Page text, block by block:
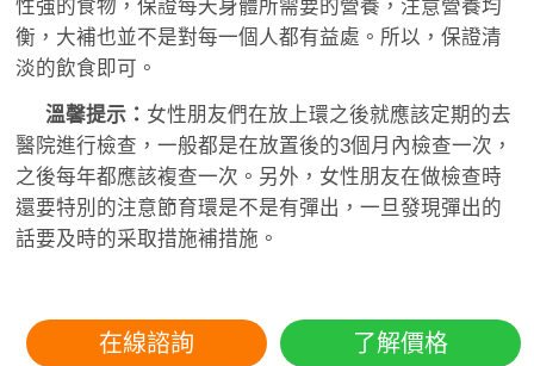
性強的食物，保證每天身體所需要的營養，注意營養均
衡，大補也並不是對每一個人都有益處。所以，保證清
淡的飲食即可。
溫馨提示： 女性朋友們在放上環之後就應該定期的去
醫院進行檢查，一般都是在放置後的3個月內檢查一次，
之後每年都應該複查一次。另外，女性朋友在做檢查時
還要特別的注意節育環是不是有彈出，一旦發現彈出的
話要及時的采取措施補措施。
在線諮詢 了解價格